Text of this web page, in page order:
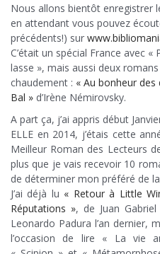
Nous allons bientôt enregistrer
en attendant vous pouvez
précédents!) sur
C’était un spécial France avec
lasse », mais aussi deux
chaudement : « Au bonheur des
Bal » d’Irène Némirovsky.
A part ça, j’ai appris début
ELLE en 2014, j’étais cette
Meilleur Roman des Lecteurs
plus que je vais recevoir 10
de déterminer mon préféré de
J’ai déjà lu « Retour à Little
Réputations », de Juan
Leonardo Padura l’an dernier,
l’occasion de lire « La vie